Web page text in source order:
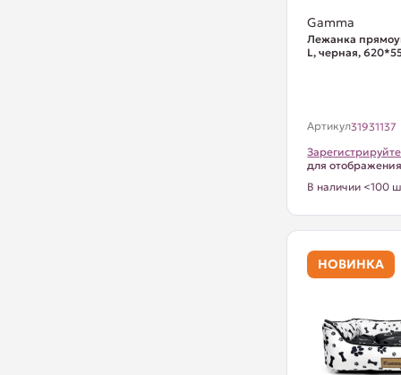
Gamma
Лежанка
L, черная,
Артикул31931137
для
В наличии <100
НОВИНКА